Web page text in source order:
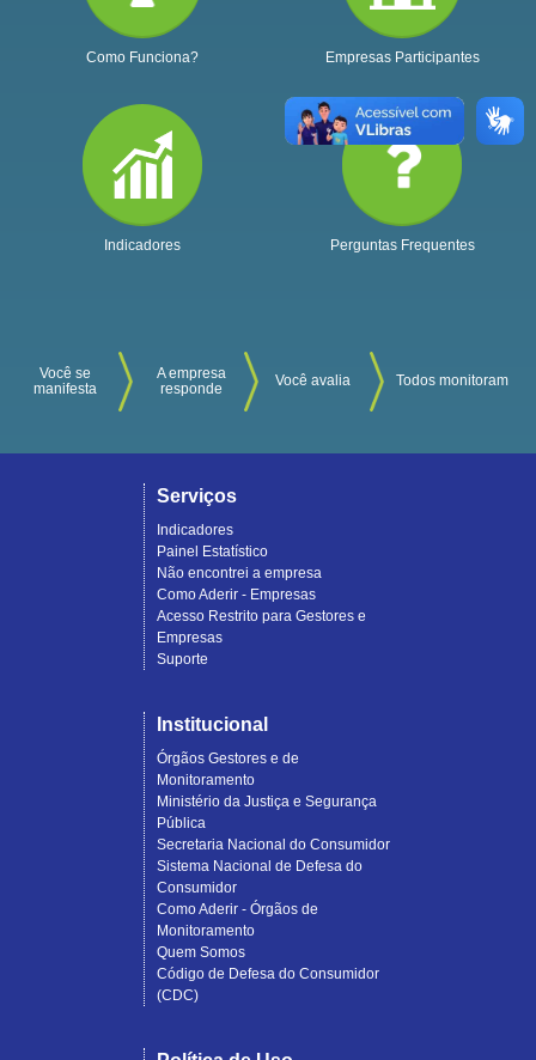
Como Funciona? Empresas Participantes
Indicadores Perguntas Frequentes
Você se
manifesta
A empresa
responde
Você avalia Todos monitoram
Serviços
Indicadores
Painel Estatístico
Não encontrei a empresa
Como Aderir - Empresas
Acesso Restrito para Gestores e
Empresas
Suporte
Institucional
Órgãos Gestores e de
Monitoramento
Ministério da Justiça e Segurança
Pública
Secretaria Nacional do Consumidor
Sistema Nacional de Defesa do
Consumidor
Como Aderir - Órgãos de
Monitoramento
Quem Somos
Código de Defesa do Consumidor
(CDC)